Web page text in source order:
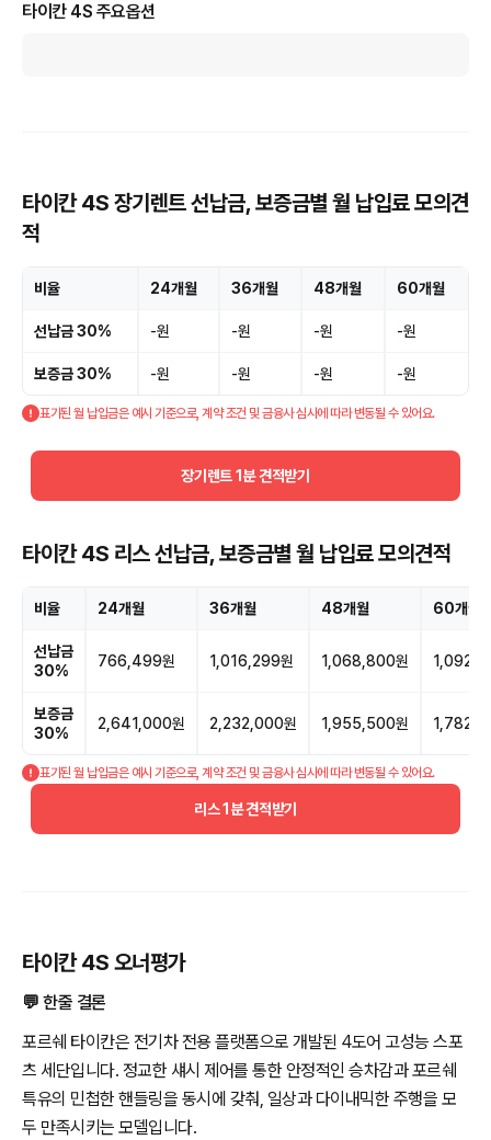
타이칸 4S 주요옵션
타이칸 4S 장기렌트 선납금, 보증금별 월 납입료 모의견
적
비율 24개월 36개월 48개월 60개월
선납금 30% -원 -원 -원 -원
보증금 30% -원 -원 -원 -원
표기된 월 납입금은 예시 기준으로, 계약 조건 및 금융사 심사에 따라 변동될 수 있어요.
장기렌트 1분 견적받기
타이칸 4S 리스 선납금, 보증금별 월 납입료 모의견적
비율 24개월 36개월 48개월 60개월
선납금
30%
766,499원 1,016,299원 1,068,800원
보증금
30%
2,641,000원 2,232,000원 1,955,500원
표기된 월 납입금은 예시 기준으로, 계약 조건 및 금융사 심사에 따라 변동될 수 있어요.
리스 1분 견적받기
타이칸 4S 오너평가
💬 한줄 결론
포르쉐 타이칸은 전기차 전용 플랫폼으로 개발된 4도어 고성능 스포
츠 세단입니다. 정교한 섀시 제어를 통한 안정적인 승차감과 포르쉐
특유의 민첩한 핸들링을 동시에 갖춰, 일상과 다이내믹한 주행을 모
두 만족시키는 모델입니다.